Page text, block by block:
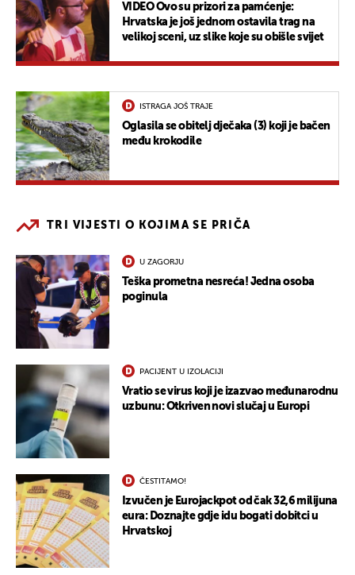
VIDEO Ovo su prizori za pamćenje:
Hrvatska je još jednom ostavila trag na
velikoj sceni, uz slike koje su obišle svijet
ISTRAGA JOŠ TRAJE
Oglasila se obitelj dječaka (3) koji je bačen
među krokodile
TRI VIJESTI O KOJIMA SE PRIČA
U ZAGORJU
Teška prometna nesreća! Jedna osoba
poginula
PACIJENT U IZOLACIJI
Vratio se virus koji je izazvao međunarodnu
uzbunu: Otkriven novi slučaj u Europi
ČESTITAMO!
Izvučen je Eurojackpot od čak 32,6 milijuna
eura: Doznajte gdje idu bogati dobitci u
Hrvatskoj